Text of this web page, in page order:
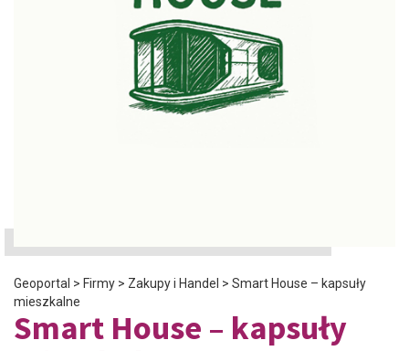
Geoportal > Firmy > Zakupy i Handel > Smart House – kapsuły
mieszkalne
Smart House – kapsuły